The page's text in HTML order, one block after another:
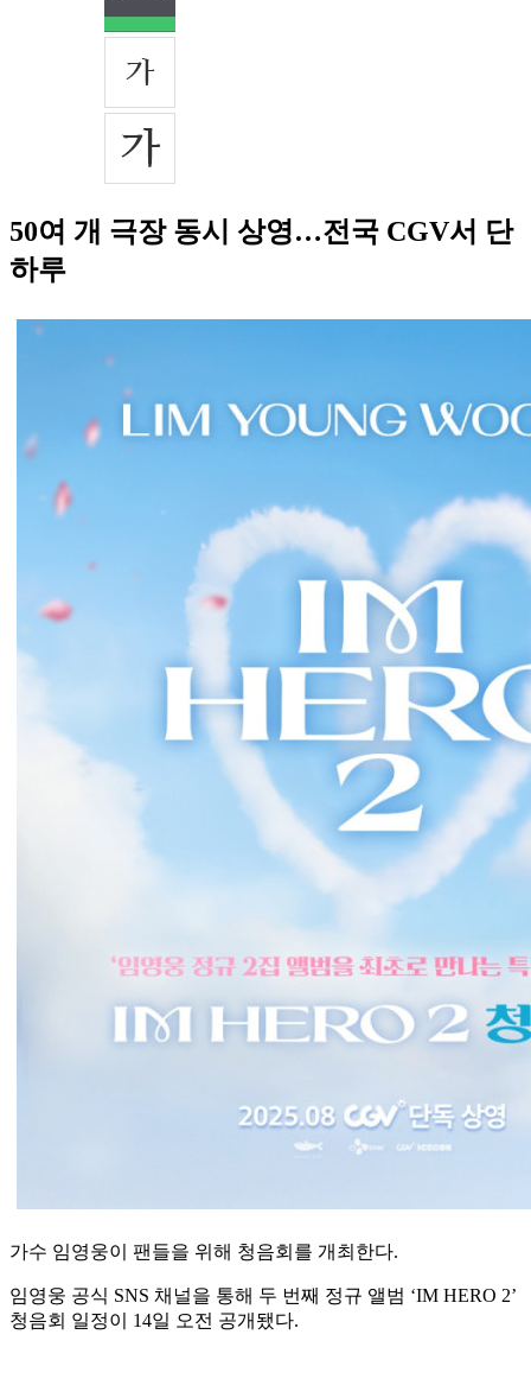
50여 개 극장 동시 상영…전국 CGV서 단
하루
가수 임영웅이 팬들을 위해 청음회를 개최한다.
임영웅 공식 SNS 채널을 통해 두 번째 정규 앨범 ‘IM HERO 2’
청음회 일정이 14일 오전 공개됐다.